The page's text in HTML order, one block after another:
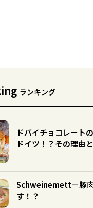
ランキング
ドバイチョコレート
ドイツ！？その理由
Schweinemett－豚
す！？